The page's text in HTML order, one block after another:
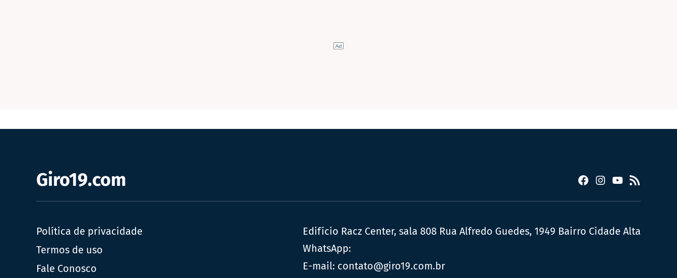
Giro19.com Facebook
Instagram
YouTube
RSS
Política de privacidade
Termos de uso
Fale Conosco
Edifício Racz Center, sala 808 Rua Alfredo Guedes, 1949 Bairro Cidade Alta
WhatsApp:
E-mail: contato@giro19.com.br